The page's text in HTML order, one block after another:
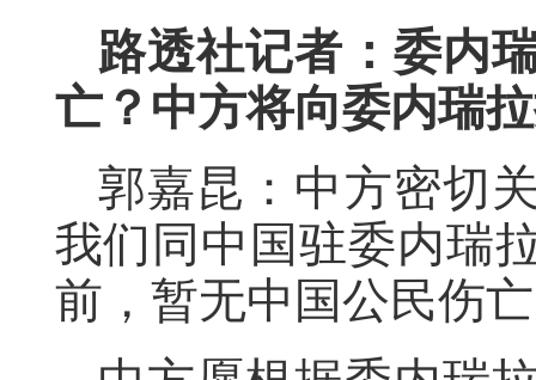
路透社记者：委内
亡？中方将向委内瑞
郭嘉昆：中方密切
我们同中国驻委内瑞
前，暂无中国公民伤